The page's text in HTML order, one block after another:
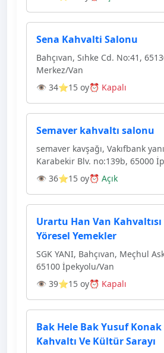
Sena Kahvalti Salonu
Bahçıvan, Sıhke Cd. No:41,
Merkez/Van
👁 34⭐15 oy⏰ Kapalı
Semaver kahvaltı salonu
semaver kavşağı, Vakıfbank
Karabekir Blv. no:139b, 65000
👁 36⭐15 oy⏰ Açık
Urartu Han Van Kahvaltısı
Yöresel Yemekler
SGK YANI, Bahçıvan, Meçhul
65100 İpekyolu/Van
👁 39⭐15 oy⏰ Kapalı
Bak Hele Bak Yusuf Konak
Kahvaltı Ve Kültür Sarayı